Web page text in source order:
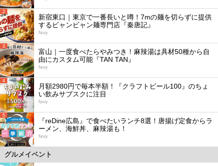
2
新宿東口｜東京で一番長いと噂！7mの麺を切らずに提供
するビャンビャン麺専門店『秦唐記』
favy
3
富山｜一度食べたらやみつき！麻辣湯は具材50種から自
由にカスタム可能『TAN TAN』
favy
4
月額2980円で毎本半額！『クラフトビール100』のちょ
い飲みサブスクに注目
favy
5
『reDine広島』で食べたいランチ8選！唐揚げ定食からラ
ーメン、海鮮丼、麻辣湯も！
favy
グルメイベント